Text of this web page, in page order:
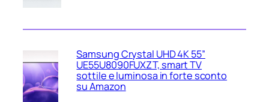
Samsung Crystal UHD 4K 55”
UE55U8090FUXZT, smart TV
sottile e luminosa in forte sconto
su Amazon